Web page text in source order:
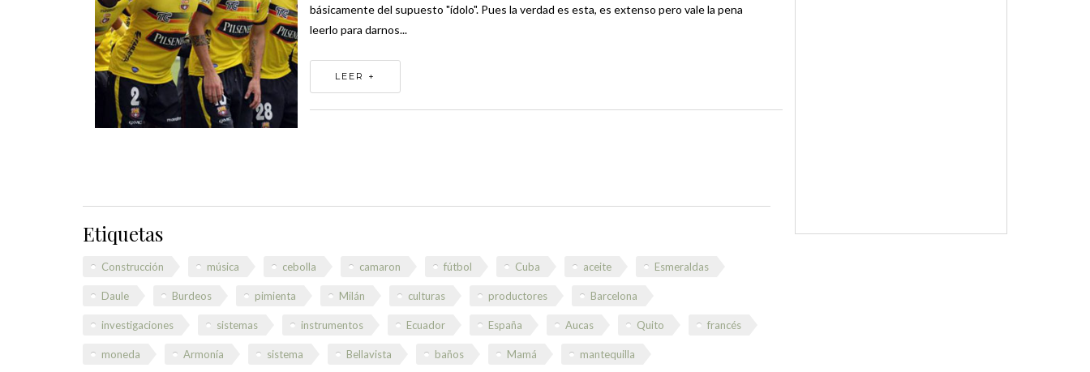
básicamente del supuesto "ídolo". Pues la verdad es esta, es extenso pero vale la pena
leerlo para darnos...
LEER +
Etiquetas
Construcción música cebolla camaron fútbol Cuba aceite Esmeraldas
Daule Burdeos pimienta Milán culturas productores Barcelona
investigaciones sistemas instrumentos Ecuador España Aucas Quito francés
moneda Armonía sistema Bellavista baños Mamá mantequilla